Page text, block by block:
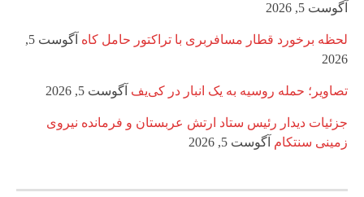
آگوست 5, 2026
لحظه برخورد قطار مسافربری با تراکتور حامل کاه
آگوست 5,
2026
تصاویر؛ حمله روسیه به یک انبار در کی‌یف آگوست 5, 2026
جزئیات دیدار رئیس ستاد ارتش عربستان و فرمانده نیروی
زمینی سنتکام آگوست 5, 2026